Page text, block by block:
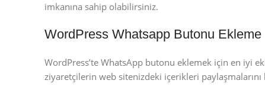
imkanına sahip olabilirsiniz.
WordPress Whatsapp Butonu
WordPress’te WhatsApp butonu eklemek için en iyi
ziyaretçilerin web sitenizdeki içerikleri paylaşmalarını